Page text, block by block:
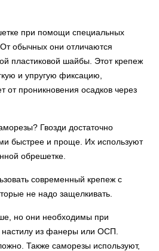
при помощи специальных
обычных они отличаются
пластиковой шайбы. Этот крепеж
и упругую фиксацию,
проникновения осадков через
Гвозди достаточно
быстрее и проще. Их используют
обрешетке.
современный крепеж с
не надо защелкивать.
но они необходимы при
из фанеры или ОСП.
Также саморезы используют,